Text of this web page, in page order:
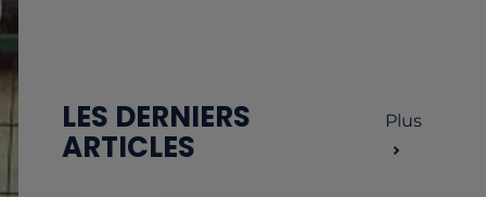
LES DERNIERS
ARTICLES
Plus